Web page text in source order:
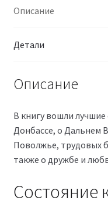
Описание
Детали
Описание
В книгу вошли лучшие
Донбассе, о Дальнем
Поволжье, трудовых
также о дружбе и
Состояние